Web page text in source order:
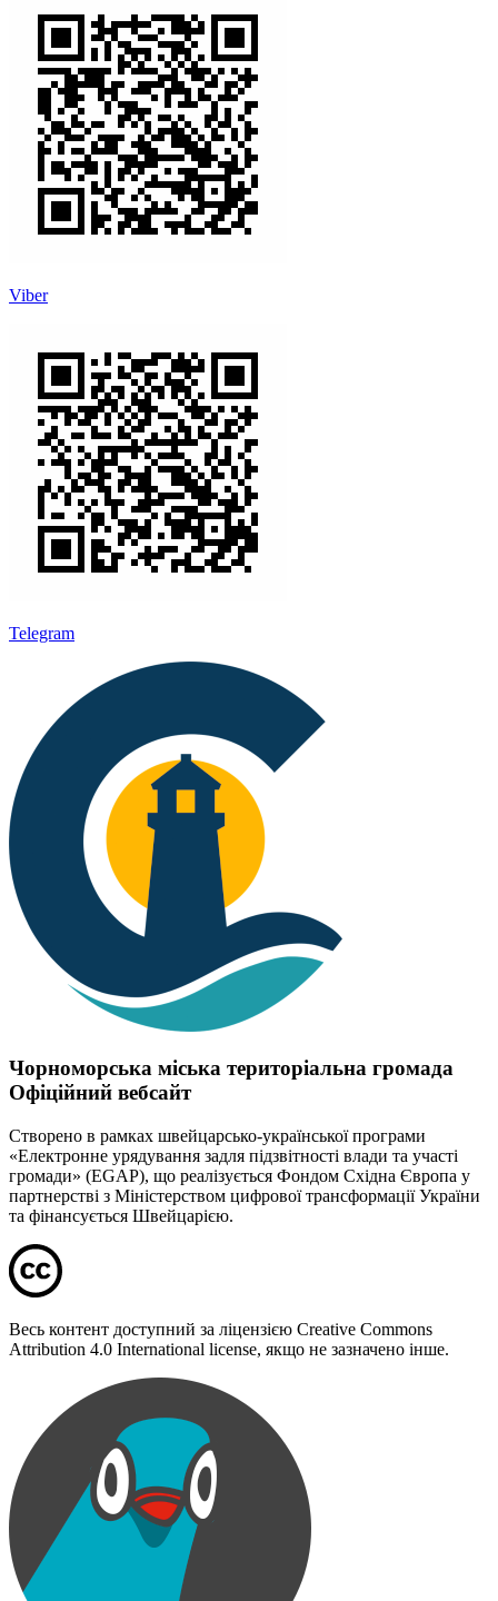
Viber
Telegram
Чорноморська міська територіальна громада
Офіційний вебсайт
Створено в рамках швейцарсько-української програми
«Електронне урядування задля підзвітності влади та участі
громади» (EGAP), що реалізується Фондом Східна Європа у
партнерстві з Міністерством цифрової трансформації України
та фінансується Швейцарією.
Весь контент доступний за ліцензією Creative Commons
Attribution 4.0 International license, якщо не зазначено інше.